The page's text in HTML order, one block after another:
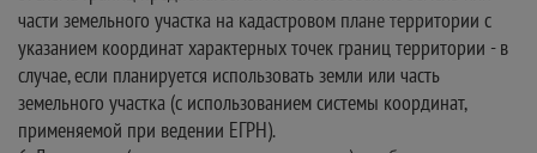
части земельного участка на кадастровом плане территории с
указанием координат характерных точек границ территории - в
случае, если планируется использовать земли или часть
земельного участка (с использованием системы координат,
применяемой при ведении ЕГРН).